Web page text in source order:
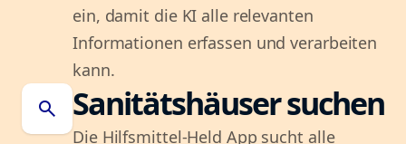
ein, damit die KI alle relevanten
Informationen erfassen und verarbeiten
kann.
search Sanitätshäuser suchen
Die Hilfsmittel-Held App sucht alle